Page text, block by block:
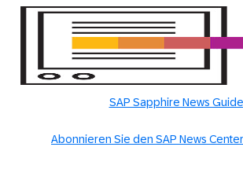
SAP Sapphire News Guide
Abonnieren Sie den SAP News